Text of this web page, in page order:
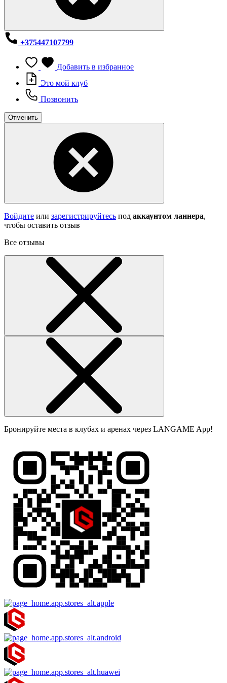
+375447107799
Добавить в избранное
Это мой клуб
Позвонить
Отменить
Войдите или зарегистрируйтесь под аккаунтом ланнера,
чтобы оставить отзыв
Все отзывы
Бронируйте места в клубах и аренах через LANGAME App!